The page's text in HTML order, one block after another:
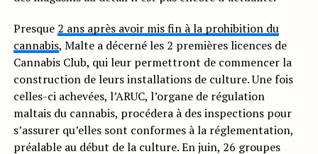
Presque 2 ans après avoir mis fin à la prohibition du
cannabis, Malte a décerné les 2 premières licences de
Cannabis Club, qui leur permettront de commencer la
construction de leurs installations de culture. Une fois
celles-ci achevées, l’ARUC, l’organe de régulation
maltais du cannabis, procédera à des inspections pour
s’assurer qu’elles sont conformes à la réglementation,
préalable au début de la culture. En juin, 26 groupes